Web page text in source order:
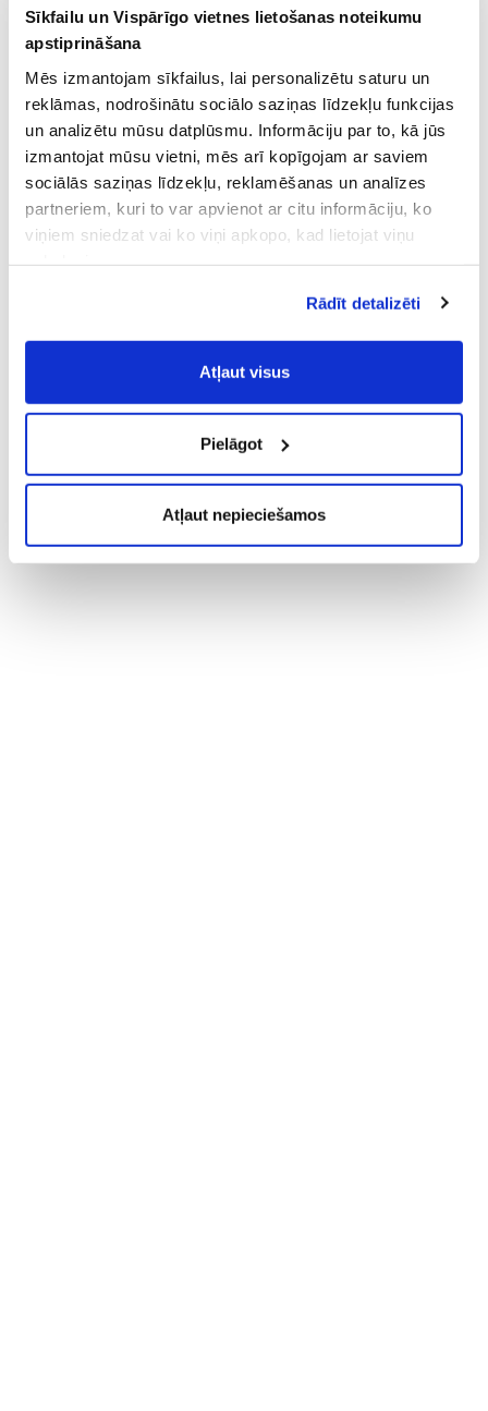
Sīkfailu un Vispārīgo vietnes lietošanas noteikumu
apstiprināšana
Mēs izmantojam sīkfailus, lai personalizētu saturu un
reklāmas, nodrošinātu sociālo saziņas līdzekļu funkcijas
un analizētu mūsu datplūsmu. Informāciju par to, kā jūs
izmantojat mūsu vietni, mēs arī kopīgojam ar saviem
sociālās saziņas līdzekļu, reklamēšanas un analīzes
partneriem, kuri to var apvienot ar citu informāciju, ko
viņiem sniedzat vai ko viņi apkopo, kad lietojat viņu
Vispārīgiem vietnes lietošanas
noteikumiem(saīsināti - VVLN).
Rādīt detalizēti
Atļaut visus
Pielāgot
Atļaut nepieciešamos